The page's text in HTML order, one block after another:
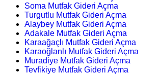
Soma Mutfak Gideri Açma
Turgutlu Mutfak Gideri Açma
Alaybey Mutfak Gideri Açma
Adakale Mutfak Gideri Açma
Karaağaçlı Mutfak Gideri Açma
Karaoğlanlı Mutfak Gideri Açma
Muradiye Mutfak Gideri Açma
Tevfikiye Mutfak Gideri Açma